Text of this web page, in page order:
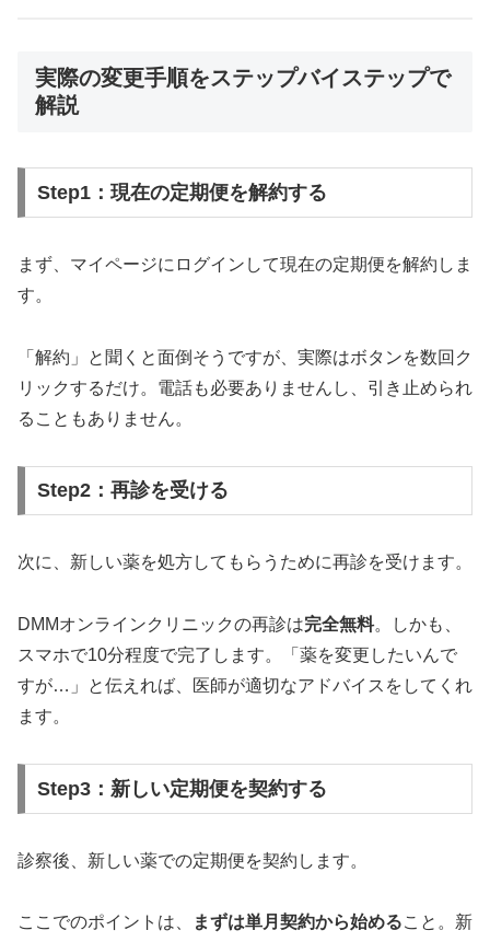
実際の変更手順をステップバイステップで
解説
Step1：現在の定期便を解約する
まず、マイページにログインして現在の定期便を解約しま
す。
「解約」と聞くと面倒そうですが、実際はボタンを数回ク
リックするだけ。電話も必要ありませんし、引き止められ
ることもありません。
Step2：再診を受ける
次に、新しい薬を処方してもらうために再診を受けます。
DMMオンラインクリニックの再診は完全無料。しかも、
スマホで10分程度で完了します。「薬を変更したいんで
すが…」と伝えれば、医師が適切なアドバイスをしてくれ
ます。
Step3：新しい定期便を契約する
診察後、新しい薬での定期便を契約します。
ここでのポイントは、 まずは単月契約から始めること。新